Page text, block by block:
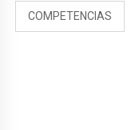
COMPETENCIAS